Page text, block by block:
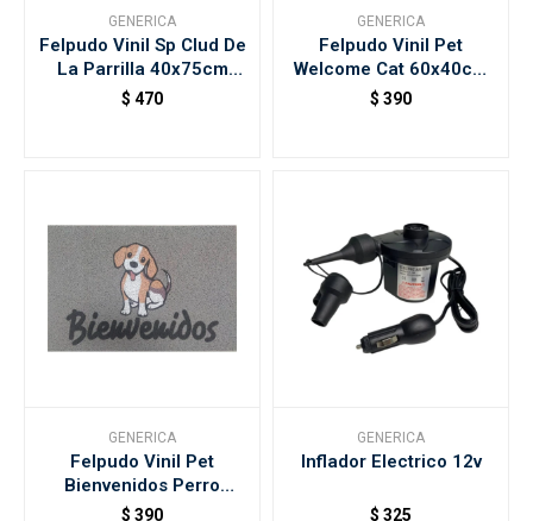
GENERICA
Felpudo Vinil Sp Clud De
La Parrilla 40x75cm
Kapazi
$ 470
GENERICA
Felpudo Vinil Pet
Welcome Cat 60x40cm
Kapazi
$ 390
GENERICA
Felpudo Vinil Pet
Bienvenidos Perro
60x40cm Kapazi
$ 390
GENERICA
Inflador Electrico 12v
$ 325